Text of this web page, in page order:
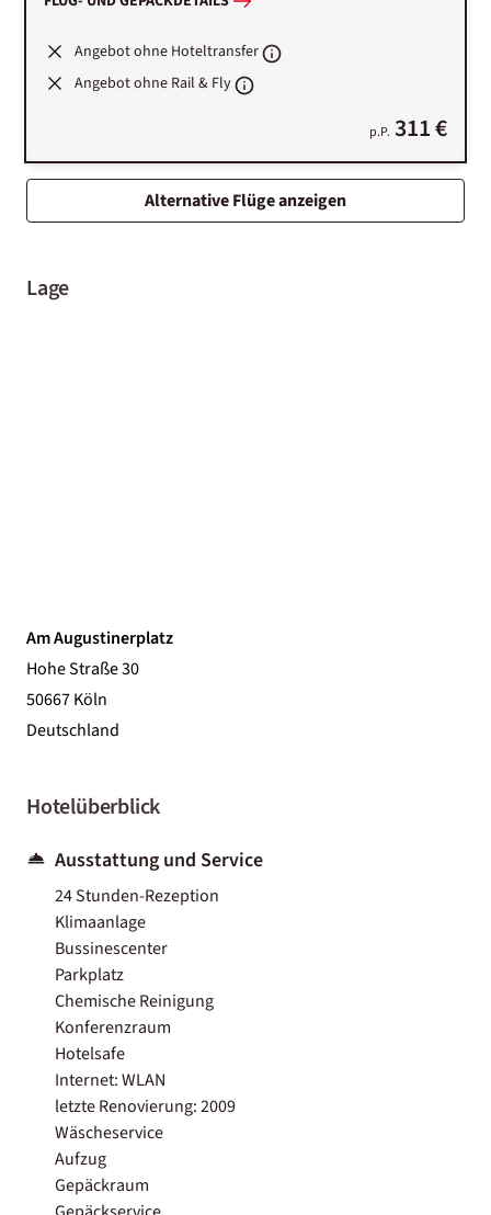
Angebot ohne Hoteltransfer
Angebot ohne Rail & Fly
p.P. 311 €
Alternative Flüge anzeigen
Lage
Am Augustinerplatz
Hohe Straße 30
50667 Köln
Deutschland
Hotelüberblick
Ausstattung und Service
24 Stunden-Rezeption
Klimaanlage
Bussinescenter
Parkplatz
Chemische Reinigung
Konferenzraum
Hotelsafe
Internet: WLAN
letzte Renovierung: 2009
Wäscheservice
Aufzug
Gepäckraum